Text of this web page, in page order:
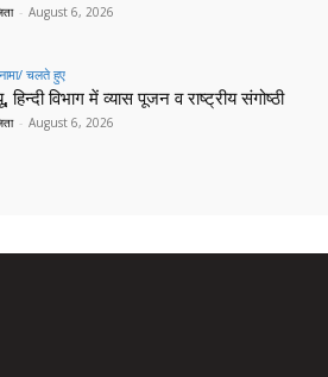
- August 6, 2026
चलते हुए
हिन्दी विभाग में व्यास पूजन व राष्ट्रीय संगोष्ठी
- August 6, 2026